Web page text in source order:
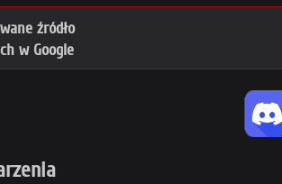
źródło
w Google